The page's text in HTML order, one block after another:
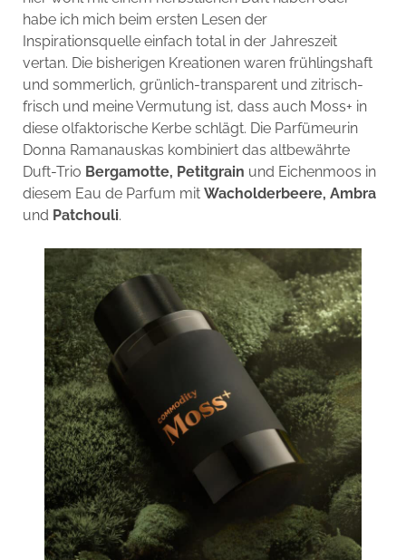
habe ich mich beim ersten Lesen der
Inspirationsquelle einfach total in der Jahreszeit
vertan. Die bisherigen Kreationen waren frühlingshaft
und sommerlich, grünlich-transparent und zitrisch-
frisch und meine Vermutung ist, dass auch Moss+ in
diese olfaktorische Kerbe schlägt. Die Parfümeurin
Donna Ramanauskas kombiniert das altbewährte
Duft-Trio Bergamotte, Petitgrain und Eichenmoos in
diesem Eau de Parfum mit Wacholderbeere, Ambra
und Patchouli.